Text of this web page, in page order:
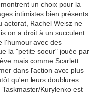
un choix pour la
intimistes bien présents
actorat, Rachel Weisz ne
on a droit à un succulent
l'humour avec des
la "petite soeur" jouée par
mais comme Scarlett
dans l'action avec plus
qu'en leurs doublures.
Kurylenko est